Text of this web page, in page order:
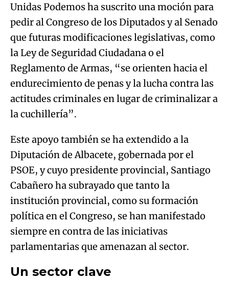
Unidas Podemos ha suscrito una moción para
pedir al Congreso de los Diputados y al Senado
que futuras modificaciones legislativas, como
la Ley de Seguridad Ciudadana o el
Reglamento de Armas, “se orienten hacia el
endurecimiento de penas y la lucha contra las
actitudes criminales en lugar de criminalizar a
la cuchillería”.
Este apoyo también se ha extendido a la
Diputación de Albacete, gobernada por el
PSOE, y cuyo presidente provincial, Santiago
Cabañero ha subrayado que tanto la
institución provincial, como su formación
política en el Congreso, se han manifestado
siempre en contra de las iniciativas
parlamentarias que amenazan al sector.
Un sector clave